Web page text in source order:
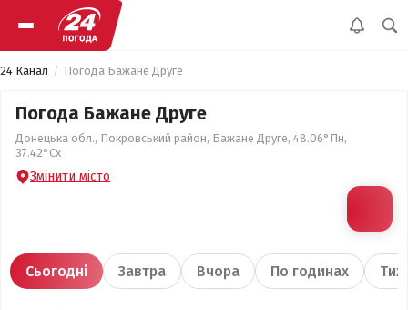
24 Канал Погода Бажане Друге
Погода Бажане Друге
Донецька обл., Покровський район, Бажане Друге, 48.06°Пн,
37.42°Сх
Змінити місто
Сьогодні Завтра Вчора По годинах